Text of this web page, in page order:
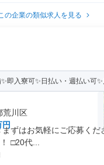
の企業の類似求人を見る
即入寮可✨日払い・週払い可
荒川区
ずはお気軽にご応募くだ
□20代...